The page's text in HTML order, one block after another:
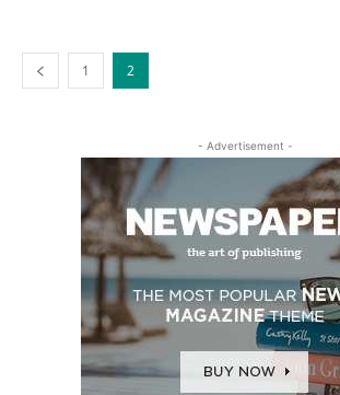
1 2
- Advertisement -